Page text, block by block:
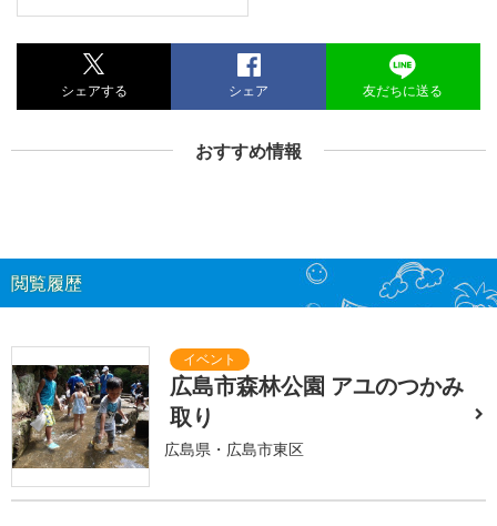
シェアする シェア 友だちに送る
おすすめ情報
閲覧履歴
広島市森林公園 アユのつかみ
取り
広島県・広島市東区